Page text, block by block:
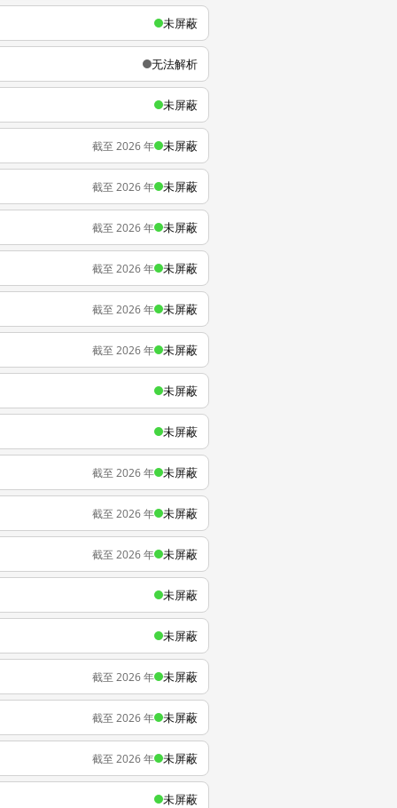
未屏蔽
无法解析
未屏蔽
截至 2026 年 未屏蔽
截至 2026 年 未屏蔽
截至 2026 年 未屏蔽
截至 2026 年 未屏蔽
截至 2026 年 未屏蔽
截至 2026 年 未屏蔽
未屏蔽
未屏蔽
截至 2026 年 未屏蔽
截至 2026 年 未屏蔽
截至 2026 年 未屏蔽
未屏蔽
未屏蔽
截至 2026 年 未屏蔽
截至 2026 年 未屏蔽
截至 2026 年 未屏蔽
未屏蔽